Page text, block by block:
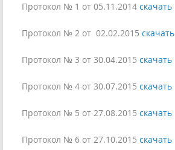
Протокол № 1 от 05.11.2014 скачать
Протокол № 2 от 02.02.2015 скачать
Протокол № 3 от 30.04.2015 скачать
Протокол № 4 от 30.07.2015 скачать
Протокол № 5 от 27.08.2015 скачать
Протокол № 6 от 27.10.2015 скачать